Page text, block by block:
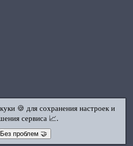
🍪 для сохранения настроек и
сервиса 📈.
Без проблем 🤝